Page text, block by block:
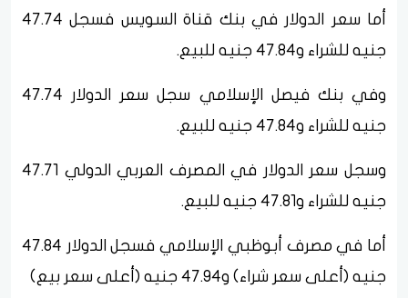
أما سعر الدولار في بنك قناة السويس فسجل 47.74
جنيه للشراء و47.84 جنيه للبيع.
وفي بنك فيصل الإسلامي سجل سعر الدولار 47.74
جنيه للشراء و47.84 جنيه للبيع.
وسجل سعر الدولار في المصرف العربي الدولي 47.71
جنيه للشراء و47.81 جنيه للبيع.
أما في مصرف أبوظبي الإسلامي فسجل الدولار 47.84
جنيه (أعلى سعر شراء) و47.94 جنيه (أعلى سعر بيع)